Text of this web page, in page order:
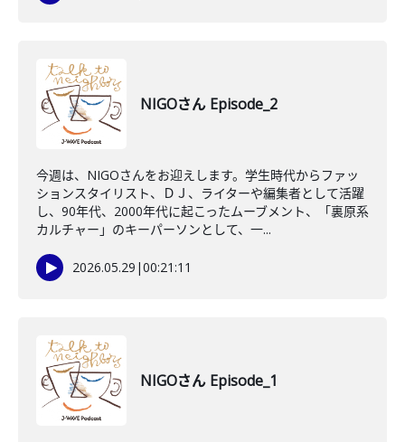
NIGOさん Episode_2
今週は、NIGOさんをお迎えします。学生時代からファッ
ションスタイリスト、ＤＪ、ライターや編集者として活躍
し、90年代、2000年代に起こったムーブメント、「裏原系
カルチャー」のキーパーソンとして、一...
2026.05.29 |00:21:11
NIGOさん Episode_1